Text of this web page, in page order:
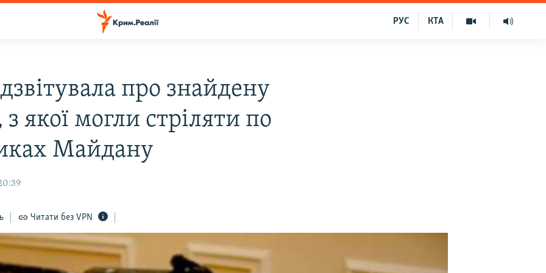
КТА
РУС
про знайдену
якої могли стріляти по
Майдану
Читати без VPN